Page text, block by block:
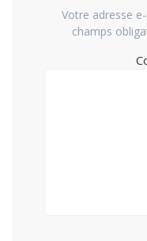
Votre adresse
champs